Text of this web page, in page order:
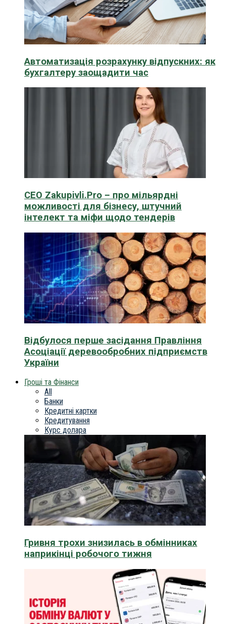
Автоматизація розрахунку відпускних: як
бухгалтеру заощадити час
CEO Zakupivli.Pro – про мільярдні
можливості для бізнесу, штучний
інтелект та міфи щодо тендерів
Відбулося перше засідання Правління
Асоціації деревообробних підприємств
України
Гроші та Фінанси
All
Банки
Кредитні картки
Кредитування
Курс долара
Гривня трохи знизилась в обмінниках
наприкінці робочого тижня